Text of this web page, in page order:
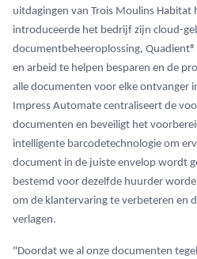
uitdagingen van Trois Moulins Habitat
introduceerde het bedrijf zijn cloud-
documentbeheeroplossing,
en arbeid te helpen besparen en de
alle documenten voor elke ontvanger
Impress Automate centraliseert de
documenten en beveiligt het
intelligente barcodetechnologie om
document in de juiste envelop wordt
bestemd voor dezelfde huurder
om de klantervaring te verbeteren en
verlagen.
"Doordat we al onze documenten